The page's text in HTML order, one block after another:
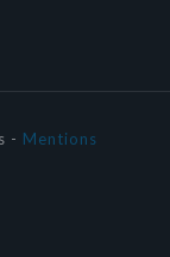
- Mentions